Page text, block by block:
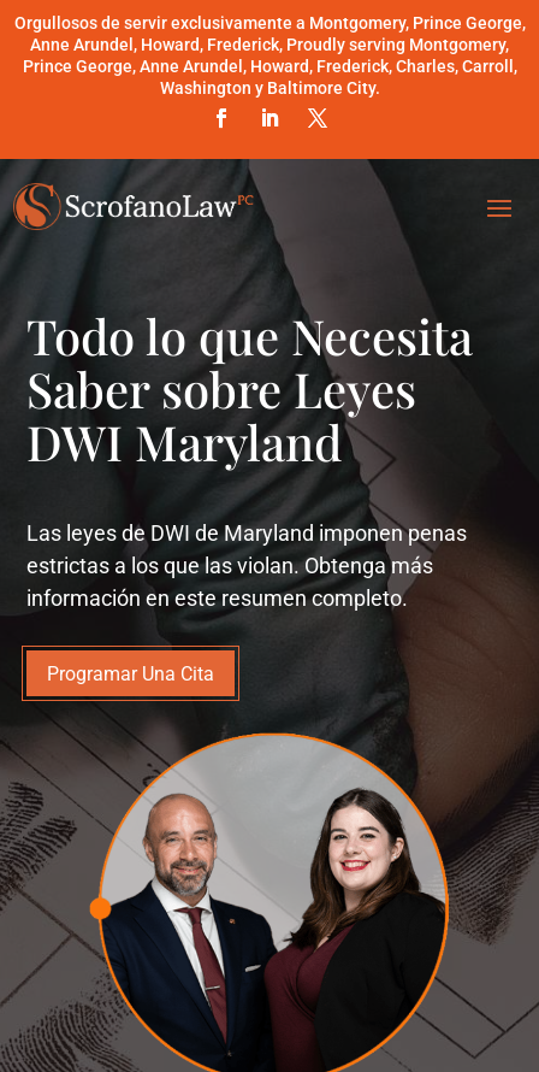
Orgullosos de servir exclusivamente a Montgomery, Prince George,
Anne Arundel, Howard, Frederick, Proudly serving Montgomery,
Prince George, Anne Arundel, Howard, Frederick, Charles, Carroll,
Washington y Baltimore City.
Todo lo que Necesita
Saber sobre Leyes
DWI Maryland
Las leyes de DWI de Maryland imponen penas
estrictas a los que las violan. Obtenga más
información en este resumen completo.
Programar Una Cita